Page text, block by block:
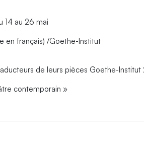
14 au 26 mai
en français) /Goethe-Institut
de leurs pièces Goethe-Institut
contemporain »